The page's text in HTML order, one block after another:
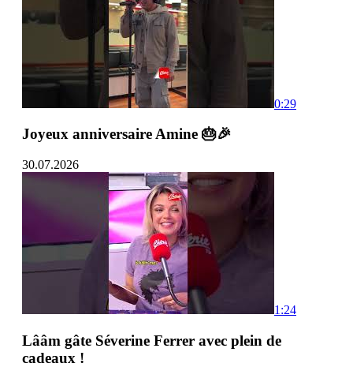
0:29
Joyeux anniversaire Amine 🎂🎉
30.07.2026
1:24
Lââm gâte Séverine Ferrer avec plein de
cadeaux !